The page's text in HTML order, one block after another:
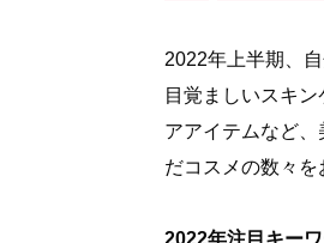
2022年上半期、
目覚ましいスキ
アアイテムなど
だコスメの数々を
2022年注目キー